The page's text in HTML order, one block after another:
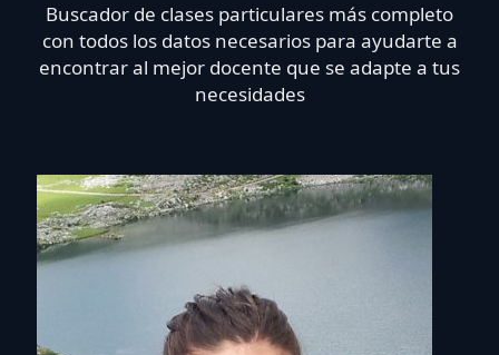
Buscador de clases particulares más completo
con todos los datos necesarios para ayudarte a
encontrar al mejor docente que se adapte a tus
necesidades